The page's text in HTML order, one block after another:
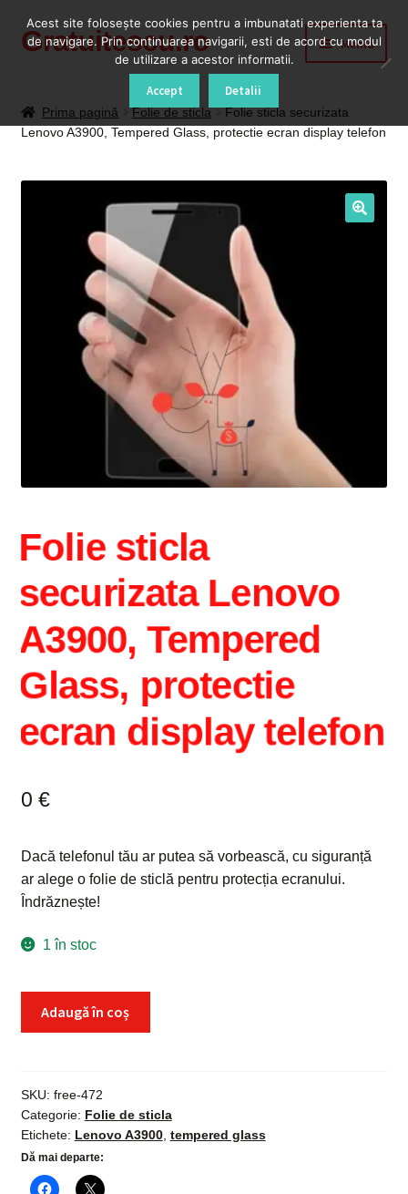
Sari
Sari
Gratuitescu.ro Meniu
Blog
Cod Deblocare Radio, Decodare Casetofon Auto
Contul meu
Intrebari si raspunsuri
Prima pagină Folie de sticla
Folie sticla securizata
Lenovo A3900, Tempered Glass, protectie ecran display telefon
Folie sticla
securizata Lenovo
A3900, Tempered
Glass, protectie
ecran display telefon
0 €
Dacă telefonul tău ar putea să vorbească, cu siguranță
ar alege o folie de sticlă pentru protecția ecranului.
Îndrăznește!
1 în stoc
Lenovo
A3900,
Tempered
Glass,
protectie
Adaugă în coș
SKU: free-472
Categorie: Folie de sticla
Etichete: Lenovo A3900, tempered glass
Dă mai departe:
Acest site foloseşte cookies pentru a imbunatati experienta ta
de navigare. Prin continuarea navigarii, esti de acord cu modul
de utilizare a acestor informatii.
Accept Detalii